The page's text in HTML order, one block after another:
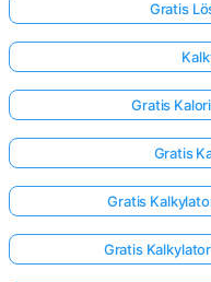
Gratis
Gratis
Gratis
Gratis
Gratis